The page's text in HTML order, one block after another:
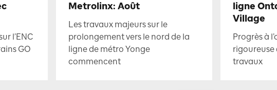
l’ENC
GO
Metrolinx: Août
Les travaux majeurs sur le
prolongement vers le nord de la
ligne de métro Yonge
commencent
ligne
Village
Progrès à
rigoureuse
travaux